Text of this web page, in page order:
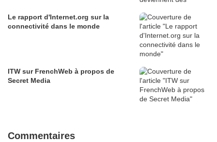
Le rapport d'Internet.org sur la
connectivité dans le monde
ITW sur FrenchWeb à propos de
Secret Media
Commentaires